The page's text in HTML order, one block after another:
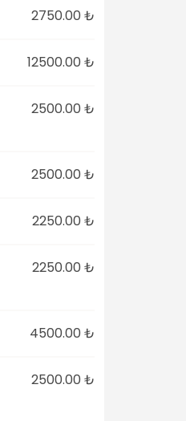
2750.00 ₺
12500.00 ₺
2500.00 ₺
2500.00 ₺
2250.00 ₺
2250.00 ₺
4500.00 ₺
2500.00 ₺